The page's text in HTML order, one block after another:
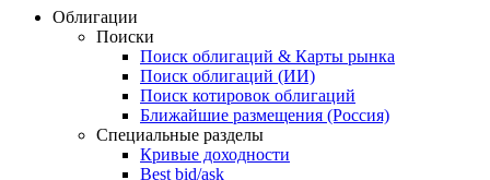
Cbonds Review
ежеквартальный аналитический журнал
Облигации
Поиски
Поиск облигаций & Карты рынка
Поиск облигаций (ИИ)
Поиск котировок облигаций